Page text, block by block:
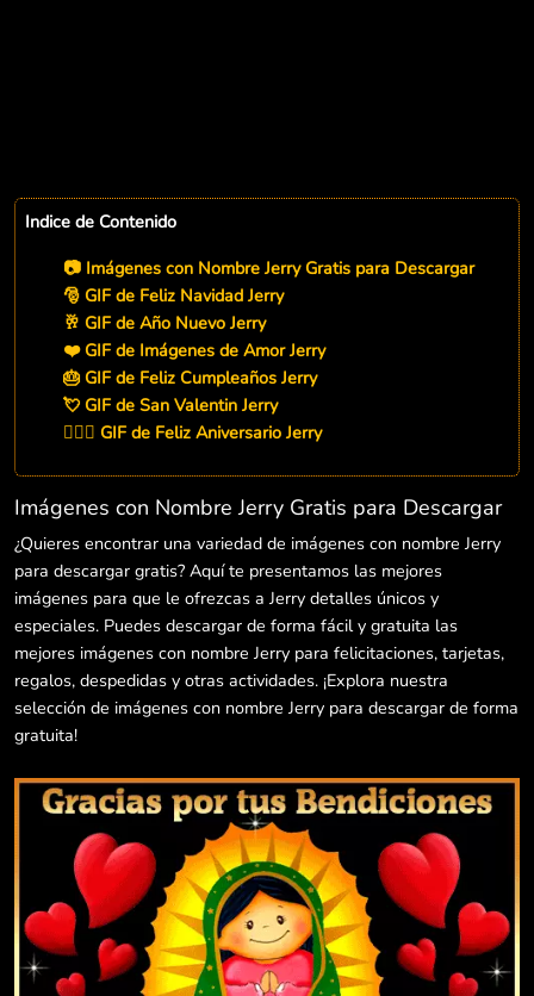
Indice de Contenido
📷 Imágenes con Nombre Jerry Gratis para Descargar
🎅 GIF de Feliz Navidad Jerry
🥂 GIF de Año Nuevo Jerry
❤️ GIF de Imágenes de Amor Jerry
🎂 GIF de Feliz Cumpleaños Jerry
💘 GIF de San Valentin Jerry
👨‍❤️‍👨 GIF de Feliz Aniversario Jerry
Imágenes con Nombre Jerry Gratis para Descargar
¿Quieres encontrar una variedad de imágenes con nombre Jerry
para descargar gratis? Aquí te presentamos las mejores
imágenes para que le ofrezcas a Jerry detalles únicos y
especiales. Puedes descargar de forma fácil y gratuita las
mejores imágenes con nombre Jerry para felicitaciones, tarjetas,
regalos, despedidas y otras actividades. ¡Explora nuestra
selección de imágenes con nombre Jerry para descargar de forma
gratuita!